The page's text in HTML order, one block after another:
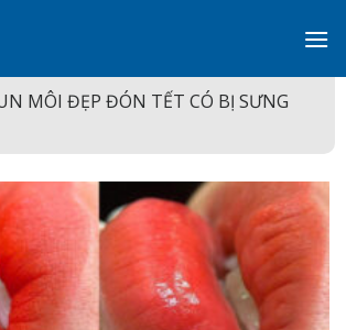
MÔI ĐẸP ĐÓN TẾT CÓ BỊ SƯNG